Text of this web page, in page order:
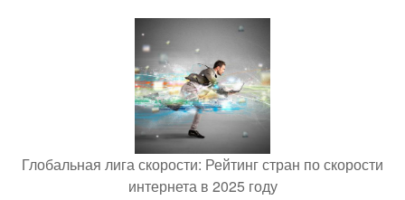
Глобальная лига скорости: Рейтинг стран по скорости
интернета в 2025 году